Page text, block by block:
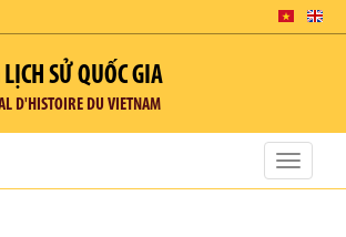
SỬ QUỐC GIA
D'HISTOIRE DU VIETNAM
Toggle